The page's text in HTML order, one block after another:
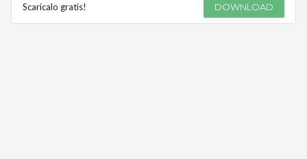
Scaricalo gratis! DOWNLOAD